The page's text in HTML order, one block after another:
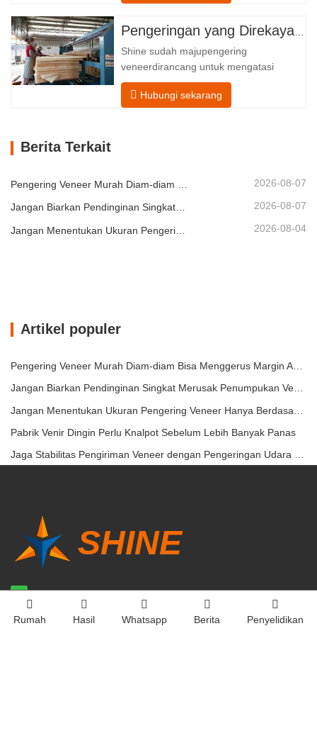
pengolahan. Dirancang untuk produsen
kayu lapis, pabrik veneer, dan fasilitas
produksi furnitur, produk ini
canggih pengeringan…
Shine sudah majupengering
veneerdirancang untuk mengatasi
tantangan paling umum
dalampengeringan veneer: kadar air
Hubungi sekarang
Berita Terkait
2026-08-07
Jangan Biarkan Pendinginan Singkat Merusak Penumpukan Veneer 2026-08-07
2026-08-04
Artikel populer
Jangan Biarkan Pendinginan Singkat Merusak Penumpukan Veneer
Pabrik Venir Dingin Perlu Knalpot Sebelum Lebih Banyak Panas
Jaga Stabilitas Pengiriman Veneer dengan Pengeringan Udara Panas Terkontrol
HUBUNGI KAMI
Rumah Hasil Whatsapp Berita Penyelidikan